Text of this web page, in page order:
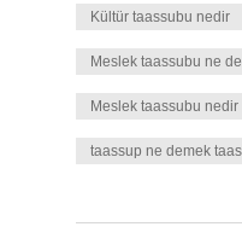
Kültür taassubu nedir
Meslek taassubu ne
Meslek taassubu nedir
taassup ne demek taas